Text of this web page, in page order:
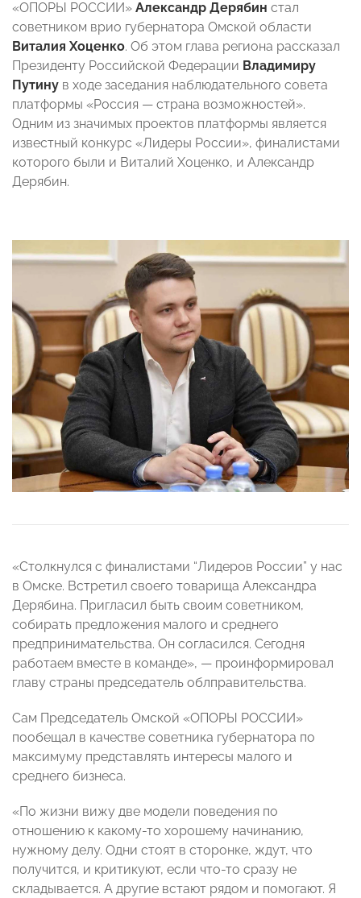
«ОПОРЫ РОССИИ» Александр Дерябин стал
советником врио губернатора Омской области
Виталия Хоценко. Об этом глава региона рассказал
Президенту Российской Федерации Владимиру
Путину в ходе заседания наблюдательного совета
платформы «Россия — страна возможностей».
Одним из значимых проектов платформы является
известный конкурс «Лидеры России», финалистами
которого были и Виталий Хоценко, и Александр
Дерябин.
«Столкнулся с финалистами “Лидеров России” у нас
в Омске. Встретил своего товарища Александра
Дерябина. Пригласил быть своим советником,
собирать предложения малого и среднего
предпринимательства. Он согласился. Сегодня
работаем вместе в команде», — проинформировал
главу страны председатель облправительства.
Сам Председатель Омской «ОПОРЫ РОССИИ»
пообещал в качестве советника губернатора по
максимуму представлять интересы малого и
среднего бизнеса.
«По жизни вижу две модели поведения по
отношению к какому-то хорошему начинанию,
нужному делу. Одни стоят в сторонке, ждут, что
получится, и критикуют, если что-то сразу не
складывается. А другие встают рядом и помогают. Я